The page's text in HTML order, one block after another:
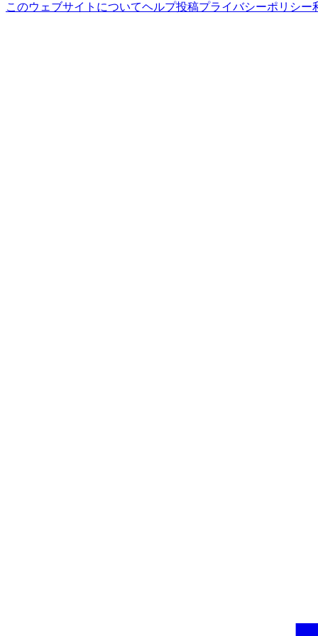
このウェブサイトについてヘルプ投稿プライバシーポリシー